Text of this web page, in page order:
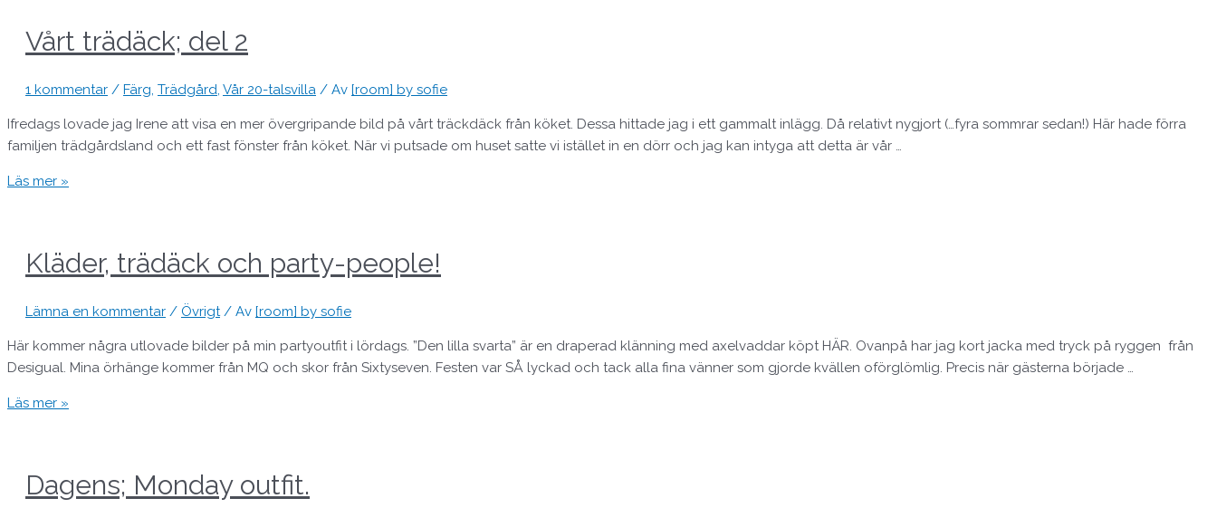
Vårt trädäck; del 2
1 kommentar / Färg, Trädgård, Vår 20-talsvilla / Av [room] by sofie
Ifredags lovade jag Irene att visa en mer övergripande bild på vårt träckdäck från köket. Dessa hittade jag i ett gammalt inlägg. Då relativt nygjort (…fyra sommrar sedan!) Här hade förra
familjen trädgårdsland och ett fast fönster från köket. När vi putsade om huset satte vi istället in en dörr och jag kan intyga att detta är vår …
Läs mer »
Kläder, trädäck och party-people!
Lämna en kommentar / Övrigt/ Av [room] by sofie
Här kommer några utlovade bilder på min partyoutfit i lördags. ”Den lilla svarta” är en draperad klänning med axelvaddar köpt HÄR. Ovanpå har jag kort jacka med tryck på ryggen från
Desigual. Mina örhänge kommer från MQ och skor från Sixtyseven. Festen var SÅ lyckad och tack alla fina vänner som gjorde kvällen oförglömlig. Precis när gästerna började …
Läs mer »
Dagens; Monday outfit.